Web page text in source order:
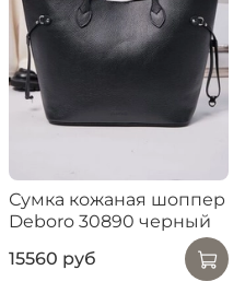
Сумка кожаная шоппер
Deboro 30890 черный
15560 руб